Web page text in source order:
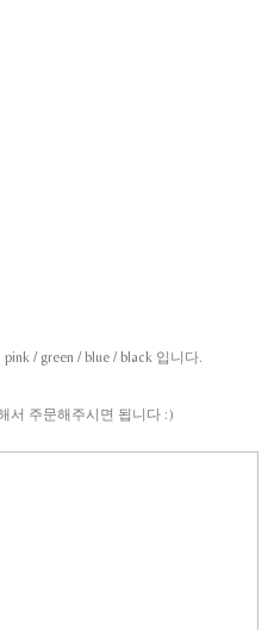
/ green / blue / black 입니다.
서 주문해주시면 됩니다 :)